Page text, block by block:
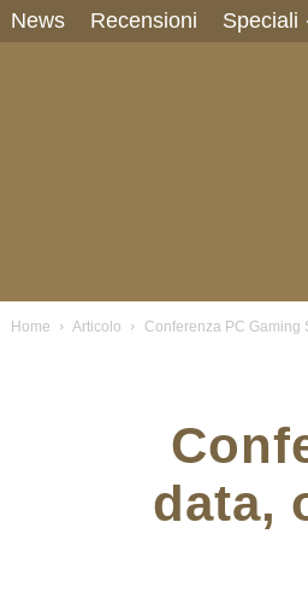
News Recensioni Speciali
Home Articolo Conferenza PC Gaming
data,